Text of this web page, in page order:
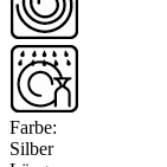
Farbe:
Silber